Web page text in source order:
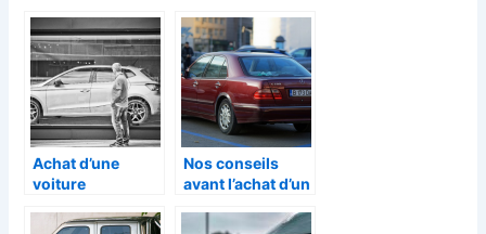
choisir une
voiture de sport ?
Achat d’une
voiture
bons critères à
Nos conseils
avant l’achat d’un